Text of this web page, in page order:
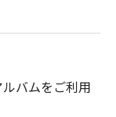
バムをご利用